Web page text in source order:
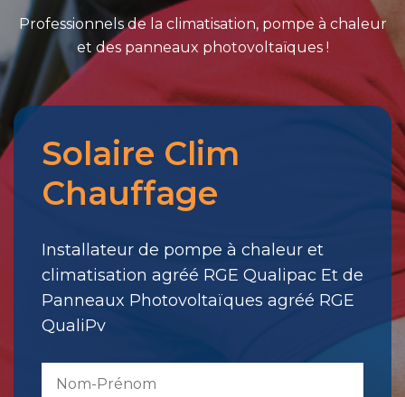
Professionnels de la climatisation, pompe à chaleur
et des panneaux photovoltaïques !
Merci
pour
votre
Il
a
été
envoyé.
Solaire Clim
Chauffage
Installateur de pompe à chaleur et
climatisation agréé RGE Qualipac Et de
Panneaux Photovoltaïques agréé RGE
QualiPv